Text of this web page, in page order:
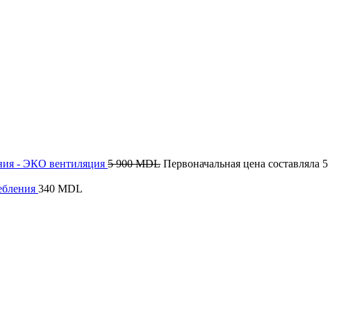
- ЭКО вентиляция 5 900MDL Первоначальная цена составляла 5
340 MDL